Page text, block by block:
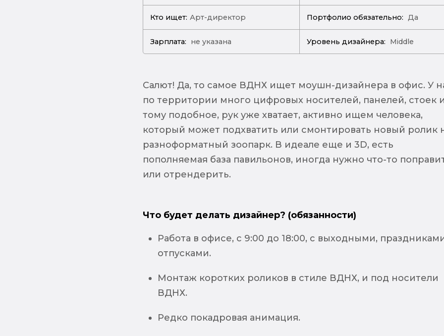
Кто ищет: Арт-директор Портфолио обязательно: Да
Зарплата: не указана Уровень дизайнера: Middle
Салют! Да, то самое ВДНХ ищет моушн-дизайнера в офис. У
по территории много цифровых носителей, панелей, стоек
тому подобное, рук уже хватает, активно ищем человека,
который может подхватить или смонтировать новый ролик
разноформатный зоопарк. В идеале еще и 3D, есть
пополняемая база павильонов, иногда нужно что-то
или отрендерить.
Что будет делать дизайнер? (обязанности)
Работа в офисе, с 9:00 до 18:00, с выходными,
отпусками.
Монтаж коротких роликов в стиле ВДНХ, и под носители
ВДНХ.
Редко покадровая анимация.